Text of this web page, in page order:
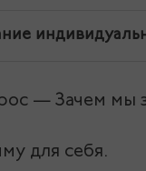
— Зачем мы
для себя.